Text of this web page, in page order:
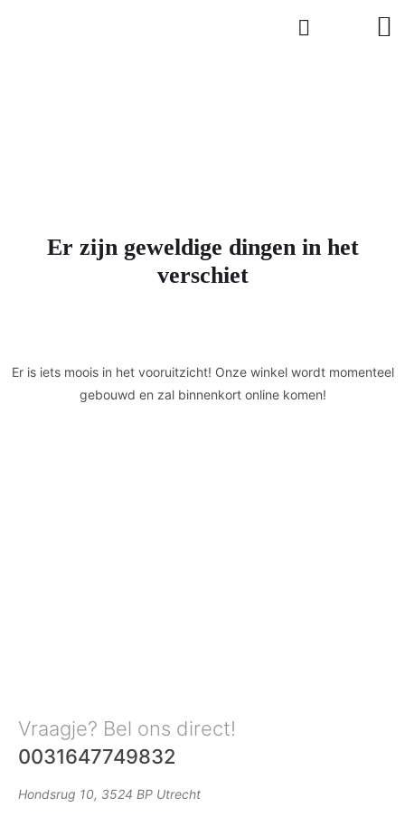
Er zijn geweldige dingen in het
verschiet
Er is iets moois in het vooruitzicht! Onze winkel wordt momenteel
gebouwd en zal binnenkort online komen!
Vraagje? Bel ons direct!
0031647749832
Hondsrug 10, 3524 BP Utrecht